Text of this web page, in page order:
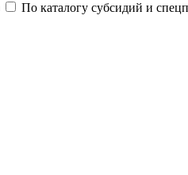
По каталогу субсидий и